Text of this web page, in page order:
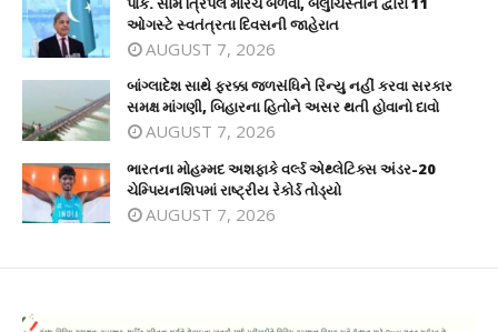
ઓગસ્ટે સ્વતંત્રતા દિવસની જાહેરાત
AUGUST 7, 2026
બાંગ્લાદેશ સાથે ફરક્કા જળસંધિને રિન્યુ નહીં કરવા સરકાર
સમક્ષ માંગણી, બિહારના હિતોને અસર થતી હોવાનો દાવો
AUGUST 7, 2026
ભારતના મોહમ્મદ અશફાકે વર્લ્ડ એથ્લેટિક્સ અંડર-20
ચેમ્પિયનશિપમાં રાષ્ટ્રીય રેકોર્ડ તોડ્યો
AUGUST 7, 2026